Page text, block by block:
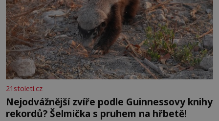
21stoleti.cz
Nejodvážnější zvíře podle Guinnessovy knihy
rekordů? Šelmička s pruhem na hřbetě!